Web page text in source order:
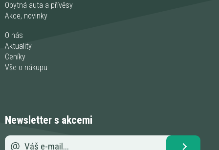
Obytná auta a přívěsy
Akce, novinky
O nás
Aktuality
Ceníky
Vše o nákupu
Newsletter s akcemi